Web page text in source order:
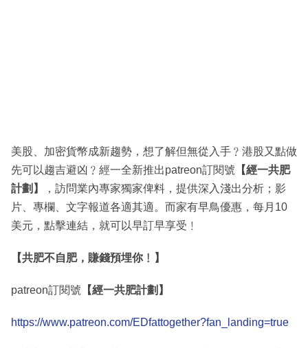
美股、加密貨幣成新趨勢，想了解但無從入手﹖港股又點做
先可以趨吉避凶﹖經一全新推出patreon訂閱號 【經一共肥
計劃】
，訪問業內專家獨家俾料，提供深入淺出分析；影
片、專欄、文字報道各適其適。而家有早鳥優惠，每月10
美元，點擊連結，就可以早訂早享受﹗
【共肥不自肥，賺錢預埋你﹗】
patreon訂閱號 【經一共肥計劃】
https://www.patreon.com/EDfattogether?fan_landing=true